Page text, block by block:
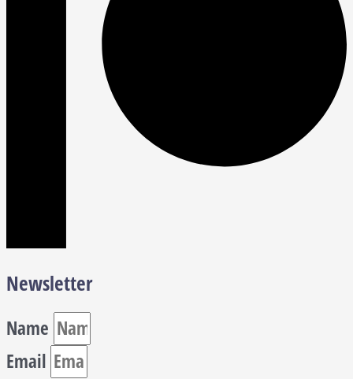
Newsletter
Name
Email